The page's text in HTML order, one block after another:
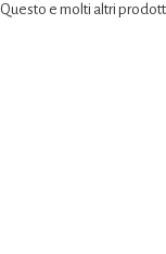
Questo e molti altri